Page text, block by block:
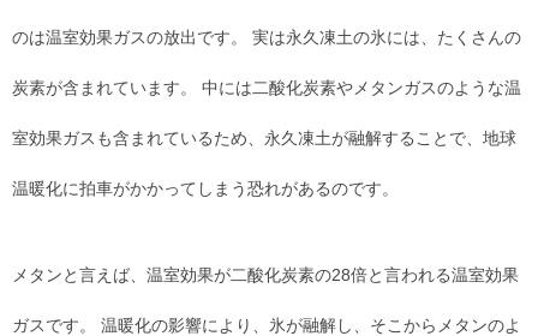
のは温室効果ガスの放出です。 実は永久凍土の氷には、たくさんの
炭素が含まれています。 中には二酸化炭素やメタンガスのような温
室効果ガスも含まれているため、永久凍土が融解することで、地球
温暖化に拍車がかかってしまう恐れがあるのです。
メタンと言えば、温室効果が二酸化炭素の28倍と言われる温室効果
ガスです。 温暖化の影響により、氷が融解し、そこからメタンのよ